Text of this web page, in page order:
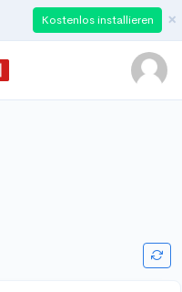
Kostenlos installieren ×